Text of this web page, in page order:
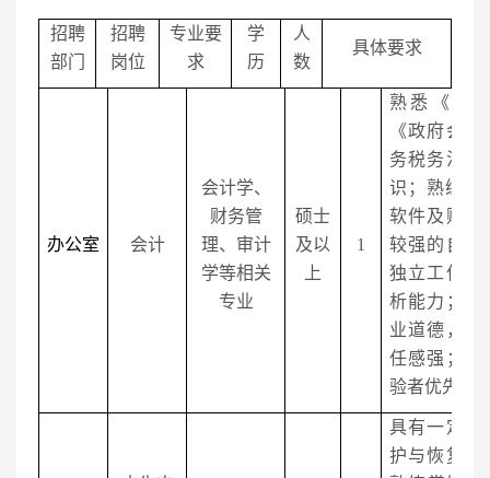
招聘
部门
招聘
岗位
专业要
求
学
历
人
数
具体要求
办公室 会计
会计学、
财务管
理、审计
学等相关
专业
硕士
及以
上
1
熟悉《会
《政府会
务税务法律
识；熟练使
软件及财务
较强的自我
独立工作能
析能力；具
业道德，工
任感强；有
验者优先。
具有一定流
护与恢复的